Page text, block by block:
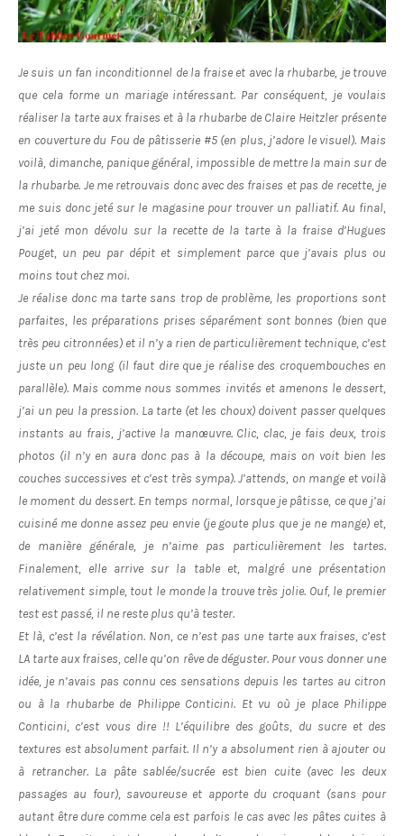
Je suis un fan inconditionnel de la fraise et avec la rhubarbe, je trouve
que cela forme un mariage intéressant. Par conséquent, je voulais
réaliser la tarte aux fraises et à la rhubarbe de Claire Heitzler présente
en couverture du Fou de pâtisserie #5 (en plus, j’adore le visuel). Mais
voilà, dimanche, panique général, impossible de mettre la main sur de
la rhubarbe. Je me retrouvais donc avec des fraises et pas de recette, je
me suis donc jeté sur le magasine pour trouver un palliatif. Au final,
j’ai jeté mon dévolu sur la recette de la tarte à la fraise d’Hugues
Pouget, un peu par dépit et simplement parce que j’avais plus ou
moins tout chez moi.
Je réalise donc ma tarte sans trop de problème, les proportions sont
parfaites, les préparations prises séparément sont bonnes (bien que
très peu citronnées) et il n’y a rien de particulièrement technique, c’est
juste un peu long (il faut dire que je réalise des croquembouches en
parallèle). Mais comme nous sommes invités et amenons le dessert,
j’ai un peu la pression. La tarte (et les choux) doivent passer quelques
instants au frais, j’active la manœuvre. Clic, clac, je fais deux, trois
photos (il n’y en aura donc pas à la découpe, mais on voit bien les
couches successives et c’est très sympa). J’attends, on mange et voilà
le moment du dessert. En temps normal, lorsque je pâtisse, ce que j’ai
cuisiné me donne assez peu envie (je goute plus que je ne mange) et,
de manière générale, je n’aime pas particulièrement les tartes.
Finalement, elle arrive sur la table et, malgré une présentation
relativement simple, tout le monde la trouve très jolie. Ouf, le premier
test est passé, il ne reste plus qu’à tester.
Et là, c’est la révélation. Non, ce n’est pas une tarte aux fraises, c’est
LA tarte aux fraises, celle qu’on rêve de déguster. Pour vous donner une
idée, je n’avais pas connu ces sensations depuis les tartes au citron
ou à la rhubarbe de Philippe Conticini. Et vu où je place Philippe
Conticini, c’est vous dire !! L’équilibre des goûts, du sucre et des
textures est absolument parfait. Il n’y a absolument rien à ajouter ou
à retrancher. La pâte sablée/sucrée est bien cuite (avec les deux
passages au four), savoureuse et apporte du croquant (sans pour
autant être dure comme cela est parfois le cas avec les pâtes cuites à